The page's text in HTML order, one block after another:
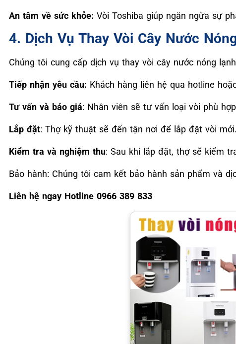
An tâm về sức khỏe: Vòi Toshiba giúp ngăn ngừa sự
4. Dịch Vụ Thay Vòi Cây Nước
Chúng tôi cung cấp dịch vụ thay vòi cây nước nóng
Tiếp nhận yêu cầu: Khách hàng liên hệ qua hotline
Tư vấn và báo giá: Nhân viên sẽ tư vấn loại vòi phù
Lắp đặt: Thợ kỹ thuật sẽ đến tận nơi để lắp đặt vòi mới.
Kiểm tra và nghiệm thu: Sau khi lắp đặt, thợ sẽ kiểm
Bảo hành: Chúng tôi cam kết bảo hành sản phẩm và
Liên hệ ngay Hotline 0966 389 833